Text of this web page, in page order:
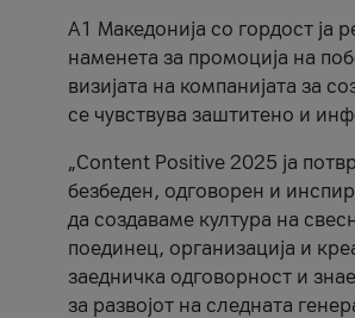
А1 Македонија со гордост ја
наменета за промоција на
визијата на компанијата за
се чувствува заштитено и
„Content Positive 2025 ја
безбеден, одговорен и
да создаваме култура на
поединец, организација и
заедничка одговорност и
за развојот на следната